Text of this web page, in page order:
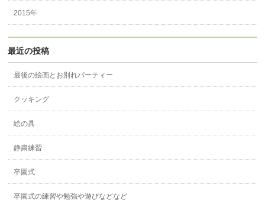
2015年
最近の投稿
最後の絵画とお別れパーティー
クッキング
絵の具
静粛練習
卒園式
卒園式の練習や勉強や遊びなどなど